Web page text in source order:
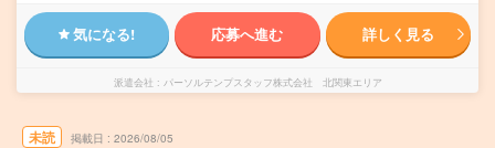
気になる! 応募へ進む 詳しく見る
派遣会社 パーソルテンプスタッフ株式会社 北関東エリア
未読 掲載日 2026/08/05